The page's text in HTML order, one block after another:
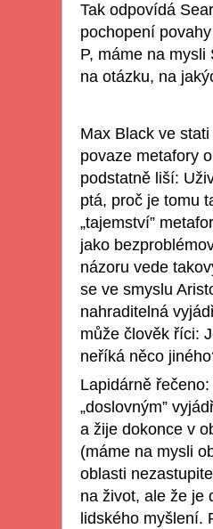
Tak odpovídá
pochopení
P, máme na
na otázku, na
Max Black ve
povaze metafory
podstatně liší:
ptá, proč je tomu
„tajemství”
jako
názoru vede
se ve smyslu
nahraditelná
může člověk říci:
neříká něco
Lapidárně
„doslovným”
a žije dokonce v
(máme na mysli
oblasti
na život, ale že je
lidského myšlení.